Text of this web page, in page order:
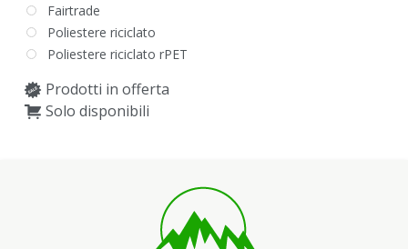
Fairtrade
Poliestere riciclato
Poliestere riciclato rPET
Prodotti in offerta
Solo disponibili